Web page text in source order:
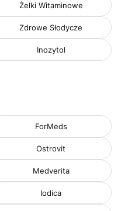
Żelki Witaminowe
Zdrowe Słodycze
Inozytol
ForMeds
Ostrovit
Medverita
Iodica